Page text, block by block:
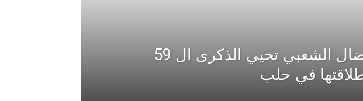
النضال الشعبي تحيي الذكرى ال 59
في حلب